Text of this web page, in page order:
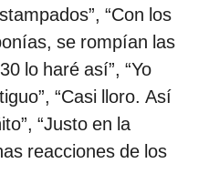
“Con los
se rompían las
lo haré así”, “Yo
“Casi lloro. Así
“Justo en la
reacciones de los